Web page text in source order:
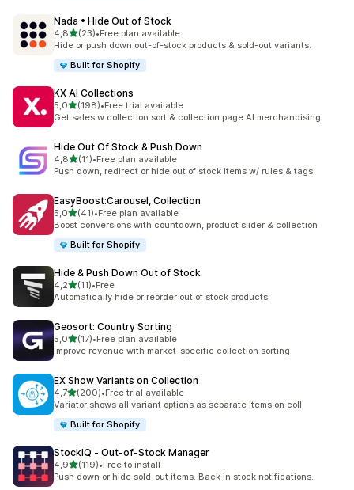
Nada • Hide Out of Stock
4,8de 5 estrelas
(23)
23 total de avaliações
•Free plan available
Hide or push down out-of-stock products & sold-out variants.
Built for Shopify
KX AI Collections
5,0de 5 estrelas
(198)
198 total de avaliações
•Free trial available
Get sales w collection sort & collection page AI merchandising
Hide Out Of Stock & Push Down
4,8de 5 estrelas
(11)
11 total de avaliações
•Free plan available
Push down, redirect or hide out of stock items w/ rules & tags
EasyBoost:Carousel, Collection
5,0de 5 estrelas
(41)
41 total de avaliações
•Free plan available
Boost conversions with countdown, product slider & collection
Built for Shopify
Hide & Push Down Out of Stock
4,2de 5 estrelas
(11)
11 total de avaliações
•Free
Automatically hide or reorder out of stock products
Geosort: Country Sorting
5,0de 5 estrelas
(17)
17 total de avaliações
•Free plan available
Improve revenue with market-specific collection sorting
EX Show Variants on Collection
4,7de 5 estrelas
(200)
200 total de avaliações
•Free trial available
Variator shows all variant options as separate items on coll
Built for Shopify
StockIQ ‑ Out‑of‑Stock Manager
4,9de 5 estrelas
(119)
119 total de avaliações
•Free to install
Push down or hide sold-out items. Back in stock notifications.